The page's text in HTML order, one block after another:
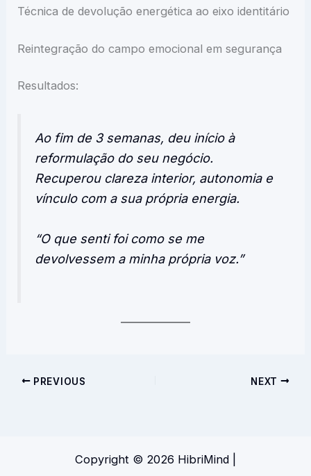
Técnica de devolução energética ao eixo identitário
Reintegração do campo emocional em segurança
Resultados:
Ao fim de 3 semanas, deu início à
reformulação do seu negócio.
Recuperou clareza interior, autonomia e
vínculo com a sua própria energia.
“O que senti foi como se me
devolvessem a minha própria voz.”
PREVIOUS NEXT
Copyright © 2026 HibriMind |